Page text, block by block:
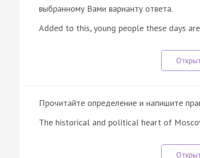
выбранному Вами варианту ответа.
Added to this, young people these days
Прочитайте определение и напишите
The historical and political heart of